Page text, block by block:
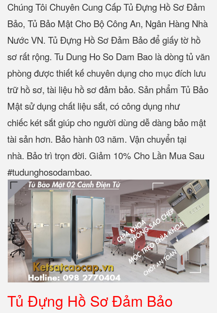
Chúng Tôi Chuyên Cung Cấp Tủ Đựng Hồ Sơ Đảm
Bảo, Tủ Bảo Mật Cho Bộ Công An, Ngân Hàng Nhà
Nước VN. Tủ Đựng Hồ Sơ Đảm Bảo để giấy tờ hồ
sơ rất rộng. Tu Dung Ho So Dam Bao là dòng tủ văn
phòng được thiết kế chuyên dụng cho mục đích lưu
trữ hồ sơ, tài liệu hồ sơ đảm bảo. Sản phẩm Tủ Bảo
Mật sử dụng chất liệu sắt, có công dụng như
chiếc két sắt giúp cho người dùng dễ dàng bảo mật
tài sản hơn. Bảo hành 03 năm. Vận chuyển tại
nhà. Bảo trì trọn đời. Giảm 10% Cho Lần Mua Sau
#tudunghosodambao.
Tủ Đựng Hồ Sơ Đảm Bảo